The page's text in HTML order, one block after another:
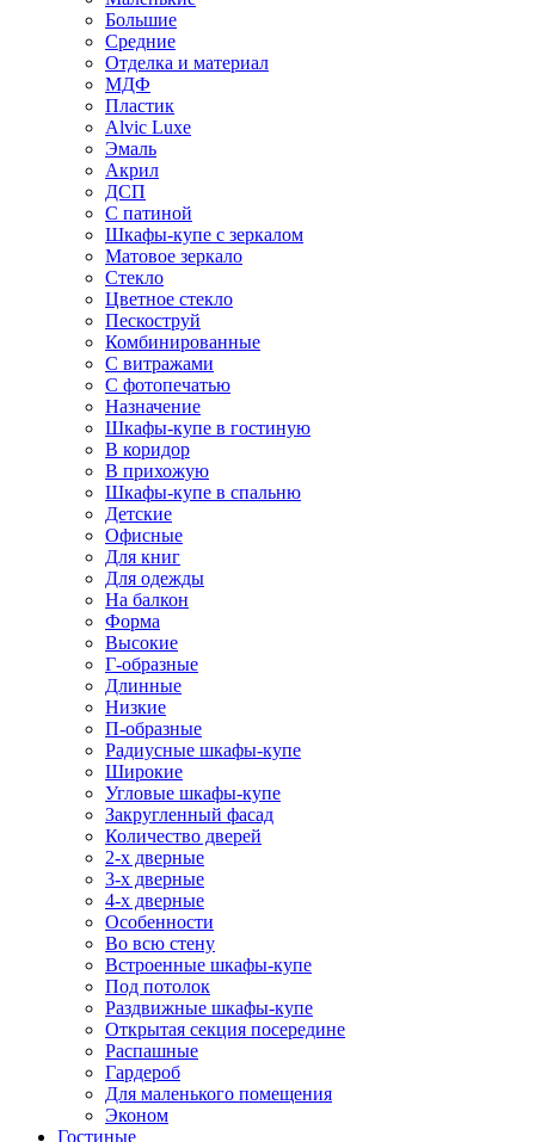
Большие
Средние
Отделка и материал
МДФ
Пластик
Alvic Luxe
Эмаль
Акрил
ДСП
С патиной
Шкафы-купе с зеркалом
Матовое зеркало
Стекло
Цветное стекло
Пескоструй
Комбинированные
С витражами
С фотопечатью
Назначение
Шкафы-купе в гостиную
В коридор
В прихожую
Шкафы-купе в спальню
Детские
Офисные
Для книг
Для одежды
На балкон
Форма
Высокие
Г-образные
Длинные
Низкие
П-образные
Радиусные шкафы-купе
Широкие
Угловые шкафы-купе
Закругленный фасад
Количество дверей
2-х дверные
3-х дверные
4-х дверные
Особенности
Во всю стену
Встроенные шкафы-купе
Под потолок
Раздвижные шкафы-купе
Открытая секция посередине
Распашные
Гардероб
Для маленького помещения
Эконом
Гостиные